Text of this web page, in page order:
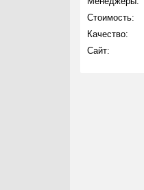
Стоимость:
Качество:
Сайт: